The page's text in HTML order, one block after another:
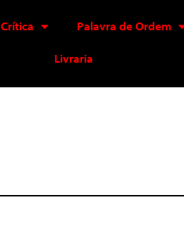
Crítica Palavra de Ordem
Livraria